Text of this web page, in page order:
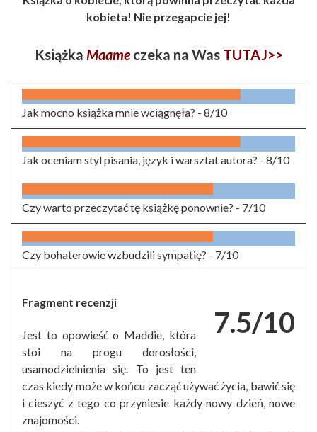
kobieta! Nie przegapcie jej!
Książka Maameczeka na Was TUTAJ>>
Jak mocno książka mnie wciągnęła? - 8/10
Jak oceniam styl pisania, język i warsztat autora? - 8/10
Czy warto przeczytać tę książkę ponownie? - 7/10
Czy bohaterowie wzbudzili sympatię? - 7/10
7.5/10
Fragment recenzji
Jest to opowieść o Maddie, która
stoi na progu dorosłości,
usamodzielnienia się. To jest ten
czas kiedy może w końcu zacząć używać życia, bawić się
i cieszyć z tego co przyniesie każdy nowy dzień, nowe
znajomości.